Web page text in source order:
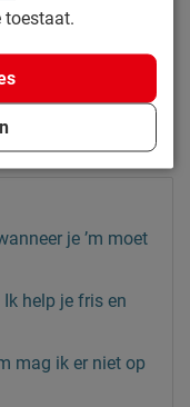
je ’m moet
help je fris en
mag ik er niet op
toestaat.